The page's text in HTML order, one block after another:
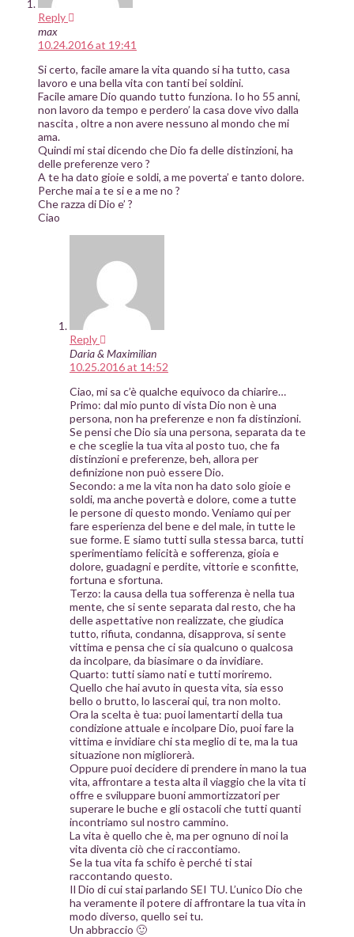
Reply
max
10.24.2016 at 19:41
Si certo, facile amare la vita quando si ha tutto, casa
lavoro e una bella vita con tanti bei soldini.
Facile amare Dio quando tutto funziona. Io ho 55 anni,
non lavoro da tempo e perdero’ la casa dove vivo dalla
nascita , oltre a non avere nessuno al mondo che mi
ama.
Quindi mi stai dicendo che Dio fa delle distinzioni, ha
delle preferenze vero ?
A te ha dato gioie e soldi, a me poverta’ e tanto dolore.
Perche mai a te si e a me no ?
Che razza di Dio e’ ?
Ciao
Reply
Daria & Maximilian
10.25.2016 at 14:52
Ciao, mi sa c’è qualche equivoco da chiarire…
Primo: dal mio punto di vista Dio non è una
persona, non ha preferenze e non fa distinzioni.
Se pensi che Dio sia una persona, separata da te
e che sceglie la tua vita al posto tuo, che fa
distinzioni e preferenze, beh, allora per
definizione non può essere Dio.
Secondo: a me la vita non ha dato solo gioie e
soldi, ma anche povertà e dolore, come a tutte
le persone di questo mondo. Veniamo qui per
fare esperienza del bene e del male, in tutte le
sue forme. E siamo tutti sulla stessa barca, tutti
sperimentiamo felicità e sofferenza, gioia e
dolore, guadagni e perdite, vittorie e sconfitte,
fortuna e sfortuna.
Terzo: la causa della tua sofferenza è nella tua
mente, che si sente separata dal resto, che ha
delle aspettative non realizzate, che giudica
tutto, rifiuta, condanna, disapprova, si sente
vittima e pensa che ci sia qualcuno o qualcosa
da incolpare, da biasimare o da invidiare.
Quarto: tutti siamo nati e tutti moriremo.
Quello che hai avuto in questa vita, sia esso
bello o brutto, lo lascerai qui, tra non molto.
Ora la scelta è tua: puoi lamentarti della tua
condizione attuale e incolpare Dio, puoi fare la
vittima e invidiare chi sta meglio di te, ma la tua
situazione non migliorerà.
Oppure puoi decidere di prendere in mano la tua
vita, affrontare a testa alta il viaggio che la vita ti
offre e sviluppare buoni ammortizzatori per
superare le buche e gli ostacoli che tutti quanti
incontriamo sul nostro cammino.
La vita è quello che è, ma per ognuno di noi la
vita diventa ciò che ci raccontiamo.
Se la tua vita fa schifo è perché ti stai
raccontando questo.
Il Dio di cui stai parlando SEI TU. L’unico Dio che
ha veramente il potere di affrontare la tua vita in
modo diverso, quello sei tu.
Un abbraccio 🙂